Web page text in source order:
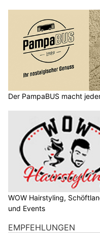
Der PampaBUS macht
WOW Hairstyling,
und Events
EMPFEHLUNGEN